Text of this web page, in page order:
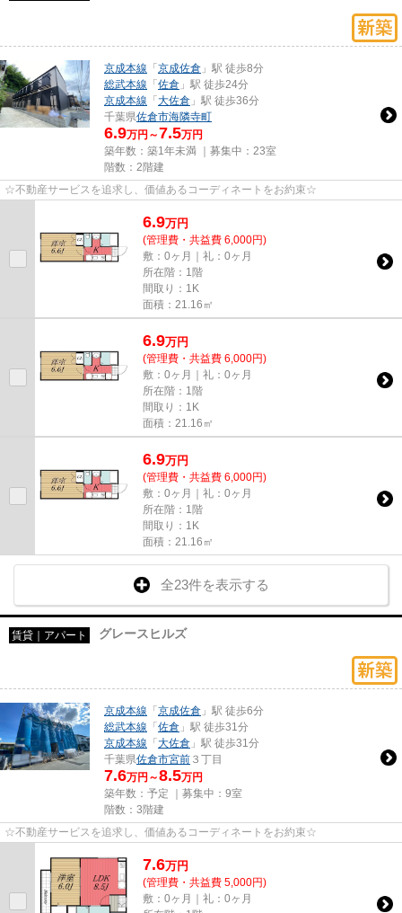
京成本線 「京成佐倉 」駅 徒歩8分
総武本線 「佐倉 」駅 徒歩24分
京成本線 「大佐倉 」駅 徒歩36分
千葉県佐倉市海隣寺町
6.9万円～7.5万円
築年数：築1年未満 ｜募集中： 23室
階数：2階建
☆不動産サービスを追求し、価値あるコーディネートをお約束☆
6.9万円
(管理費・共益費 6,000円)
敷：0ヶ月｜礼：0ヶ月
所在階：1階
間取り：1K
面積：21.16㎡
6.9万円
(管理費・共益費 6,000円)
敷：0ヶ月｜礼：0ヶ月
所在階：1階
間取り：1K
面積：21.16㎡
6.9万円
(管理費・共益費 6,000円)
敷：0ヶ月｜礼：0ヶ月
所在階：1階
間取り：1K
面積：21.16㎡
全23件を表示する
賃貸｜アパート グレースヒルズ
京成本線 「京成佐倉 」駅 徒歩6分
総武本線 「佐倉 」駅 徒歩31分
京成本線 「大佐倉 」駅 徒歩31分
千葉県佐倉市宮前 ３丁目
7.6万円～8.5万円
築年数：予定 ｜募集中： 9室
階数：3階建
☆不動産サービスを追求し、価値あるコーディネートをお約束☆
7.6万円
(管理費・共益費 5,000円)
敷：0ヶ月｜礼：0ヶ月